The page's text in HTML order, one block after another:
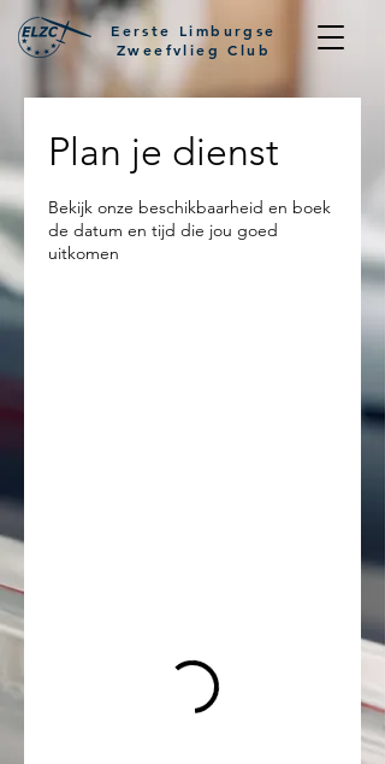
Eerste Limburgse
Zweefvlieg Club
Plan je dienst
Bekijk onze beschikbaarheid en boek
de datum en tijd die jou goed
uitkomen